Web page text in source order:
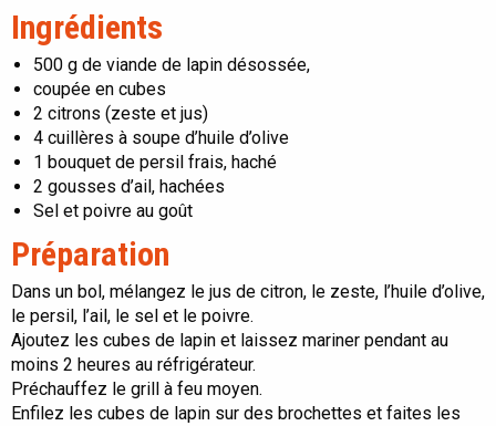
Ingrédients
500 g de viande de lapin désossée,
coupée en cubes
2 citrons (zeste et jus)
4 cuillères à soupe d’huile d’olive
1 bouquet de persil frais, haché
2 gousses d’ail, hachées
Sel et poivre au goût
Préparation
Dans un bol, mélangez le jus de citron, le zeste, l’huile d’olive,
le persil, l’ail, le sel et le poivre.
Ajoutez les cubes de lapin et laissez mariner pendant au
moins 2 heures au réfrigérateur.
Préchauffez le grill à feu moyen.
Enfilez les cubes de lapin sur des brochettes et faites les